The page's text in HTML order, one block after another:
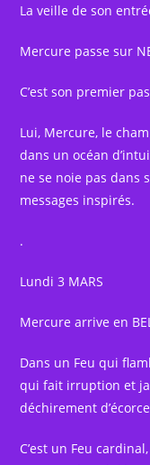
La veille de son
Mercure passe sur
C’est son premier
Lui, Mercure, le
dans un océan
ne se noie pas dans
messages inspirés.
.
Lundi 3 MARS
Mercure arrive en
Dans un Feu qui
qui fait irruption et
déchirement
C’est un Feu